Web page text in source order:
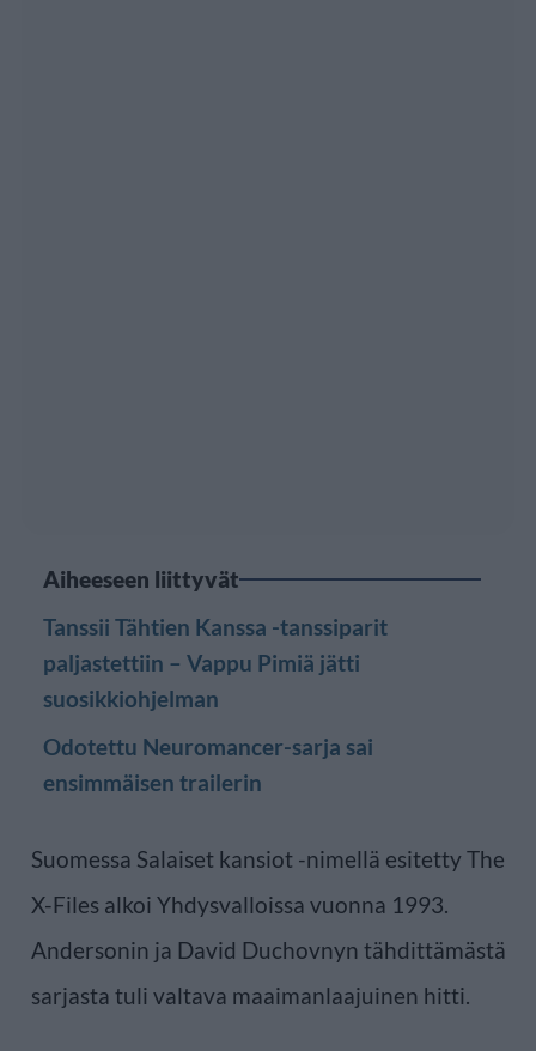
Aiheeseen liittyvät
Tanssii Tähtien Kanssa -tanssiparit
paljastettiin – Vappu Pimiä jätti
suosikkiohjelman
Odotettu Neuromancer-sarja sai
ensimmäisen trailerin
Suomessa Salaiset kansiot -nimellä esitetty The
X-Files alkoi Yhdysvalloissa vuonna 1993.
Andersonin ja David Duchovnyn tähdittämästä
sarjasta tuli valtava maaimanlaajuinen hitti.